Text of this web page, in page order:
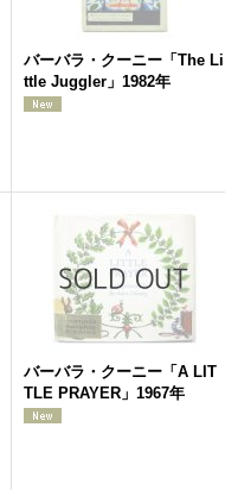
バーバラ・クーニー「The Li
ttle Juggler」1982年
バーバラ・クーニー「A LIT
TLE PRAYER」1967年